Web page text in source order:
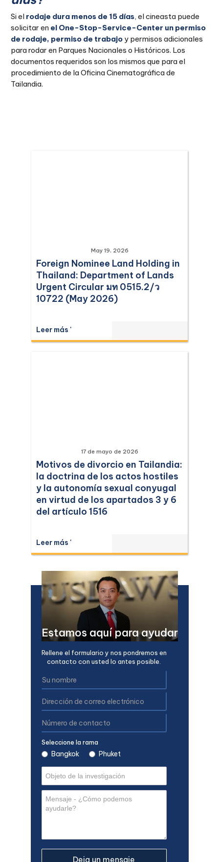
Si el rodaje dura menos de 15 días, el cineasta puede
solicitar en el One-Stop-Service-Center un permiso
de rodaje, permiso de trabajo y permisos adicionales
para rodar en Parques Nacionales o Históricos. Los
documentos requeridos son los mismos que para el
procedimiento de la Oficina Cinematográfica de
Tailandia.
Estamos aquí para ayudar
Rellene el formulario y nos pondremos en
contacto con usted lo antes posible.
Seleccione la rama
Bangkok Phuket
May 19, 2026
Foreign Nominee Land Holding in
Thailand: Department of Lands
Urgent Circular มท 0515.2/ว
10722 (May 2026)
Leer más '
17 de mayo de 2026
Motivos de divorcio en Tailandia:
la doctrina de los actos hostiles
y la autonomía sexual conyugal
en virtud de los apartados 3 y 6
del artículo 1516
Leer más '